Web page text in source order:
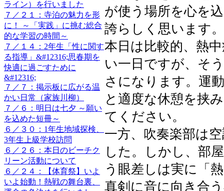
ライン）を行いました
７／２１：寺泊の魅力を形
に！ ～「実践」に挑む総合
的な学習の時間～
７／１４：2年生「性に関す
る指導」&#12316;思春期を
快適に過ごすために
&#12316;
７／７：掲示板に広がる温
かい日常（家族川柳）
７／６：明日は七夕 ～願い
を込めた短冊～
６／３０：1年生地域探検、
3年生上級学校訪問
６／２６：本日のビーチク
リーン活動について
６／２４：【体育祭】いよ
いよ始動！熱戦の舞台裏、
が使う場所を心を
誇らしく思います
本日は比較的、熱
い一日ですが、そ
さになります。運
と適度な休憩を挟
てください。
一方、吹奏楽部は
した。しかし、部
う眼差しは実に「
真剣に音に向き合